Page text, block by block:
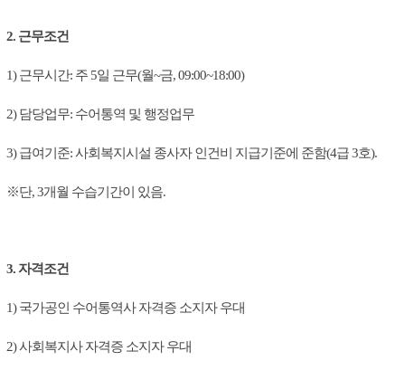
2. 근무조건
1) 근무시간: 주 5일 근무(월~금, 09:00~18:00)
2) 담당업무: 수어통역 및 행정업무
3) 급여기준: 사회복지시설 종사자 인건비 지급기준에 준함(4급 3호).
※단, 3개월 수습기간이 있음.
3. 자격조건
1) 국가공인 수어통역사 자격증 소지자 우대
2) 사회복지사 자격증 소지자 우대